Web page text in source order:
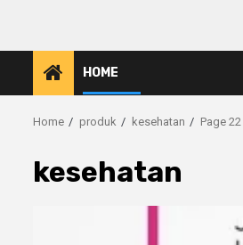
HOME
Home produk kesehatan Page 22
kesehatan